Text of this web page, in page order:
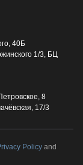
40Б
1/3, БЦ
8
17/3
Policy and